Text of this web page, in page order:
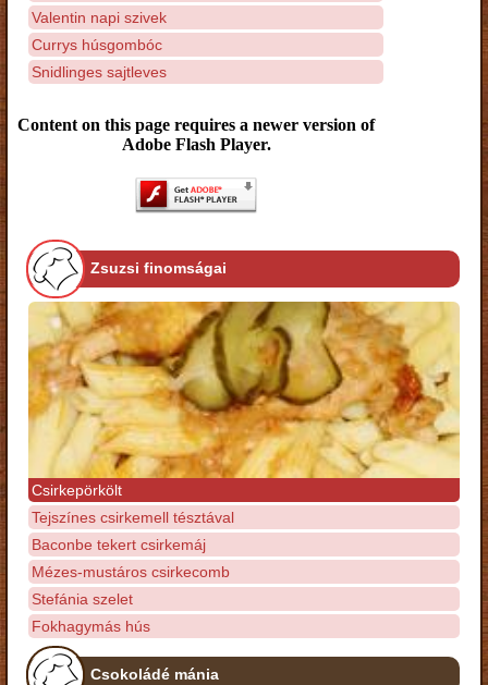
Valentin napi szivek
Currys húsgombóc
Snidlinges sajtleves
Content on this page requires a newer version of
Adobe Flash Player.
Zsuzsi finomságai
Csirkepörkölt
Tejszínes csirkemell tésztával
Baconbe tekert csirkemáj
Mézes-mustáros csirkecomb
Stefánia szelet
Fokhagymás hús
Csokoládé mánia